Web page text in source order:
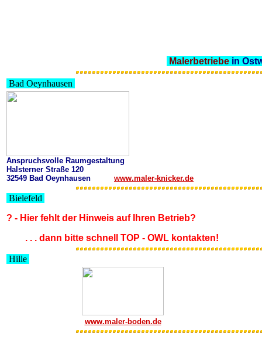
Malerbetriebein
Bad Oeynhausen
Anspruchsvolle Raumgestaltung
Halsterner Straße 120
32549 Bad Oeynhausen
www.maler-knicker.de
Bielefeld
? - Hier fehlt der Hinweis auf Ihren Betrieb?
. . . dann bitte schnell TOP - OWL kontakten!
Hille
www.maler-boden.de